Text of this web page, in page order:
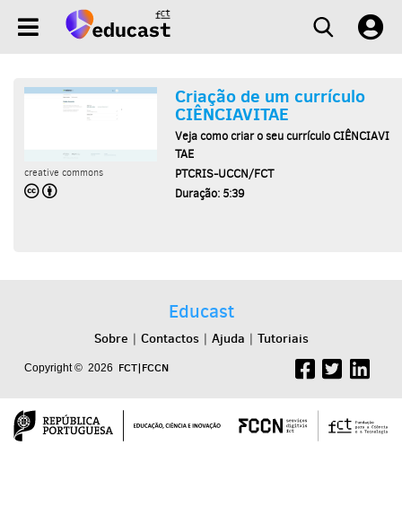
creative commons
Criação de um currículo
CIÊNCIAVITAE
Veja como criar o seu currículo CIÊNCIAVI
TAE
PTCRIS-UCCN/FCT
Duração: 5:39
Educast
Sobre | Contactos| Ajuda | Tutoriais
Copyright © 2026 FCT|FCCN